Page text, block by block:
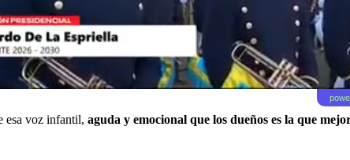
esa voz infantil, aguda y emocional que los dueños es la que